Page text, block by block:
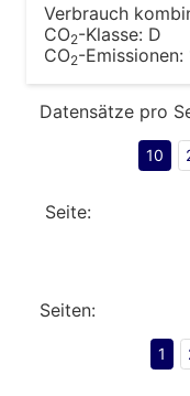
Verbrauch
CO2-Klasse: D
CO2-Emissionen:
Datensätze pro
10
Seite:
Seiten:
1